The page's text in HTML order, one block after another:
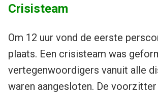
Crisisteam
Om 12 uur vond de eerste
plaats. Een crisisteam was
vertegenwoordigers vanuit alle
waren aangesloten. De voorzitter